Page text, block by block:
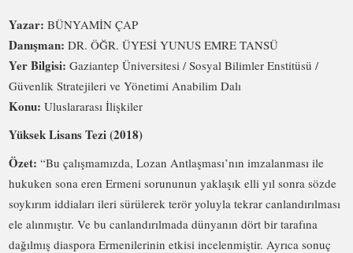
Yazar: BÜNYAMİN ÇAP
Danışman: DR. ÖĞR. ÜYESİ YUNUS EMRE TANSÜ
Yer Bilgisi: Gaziantep Üniversitesi / Sosyal Bilimler Enstitüsü /
Güvenlik Stratejileri ve Yönetimi Anabilim Dalı
Konu: Uluslararası İlişkiler
Yüksek Lisans Tezi (2018)
Özet: “Bu çalışmamızda, Lozan Antlaşması’nın imzalanması ile
hukuken sona eren Ermeni sorununun yaklaşık elli yıl sonra sözde
soykırım iddiaları ileri sürülerek terör yoluyla tekrar canlandırılması
ele alınmıştır. Ve bu canlandırılmada dünyanın dört bir tarafına
dağılmış diaspora Ermenilerinin etkisi incelenmiştir. Ayrıca sonuç